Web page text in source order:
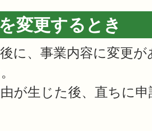
変更するとき
に、事業内容に変更
が生じた後、直ちに